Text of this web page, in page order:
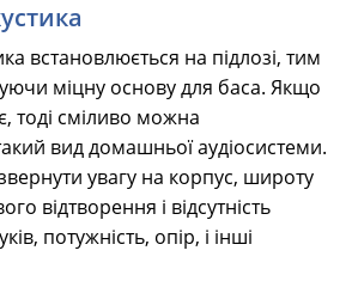
встановлюється на підлозі, тим
міцну основу для баса. Якщо
тоді сміливо можна
вид домашньої аудіосистеми.
увагу на корпус, широту
відтворення і відсутність
потужність, опір, і інші